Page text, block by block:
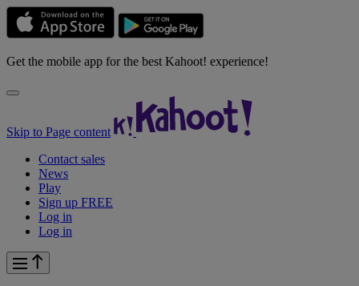
Get the mobile app for the best Kahoot! experience!
Skip to Page content
Contact sales
News
Play
Sign up FREE
Log in
Log in